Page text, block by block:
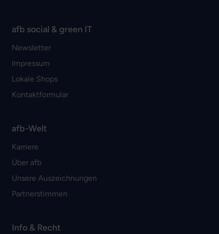
afb social & green IT
Newsletter
Impressum
Lokale Shops
Kontaktformular
afb-Welt
Karriere
Über afb
Unsere Auszeichnungen
Partnerstimmen
Info & Recht